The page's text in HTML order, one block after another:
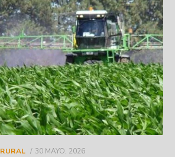
RURAL
POSTED
30 MAYO, 2026